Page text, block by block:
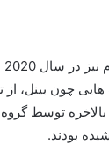
چون بینل، از
توسط گروه
بودند.